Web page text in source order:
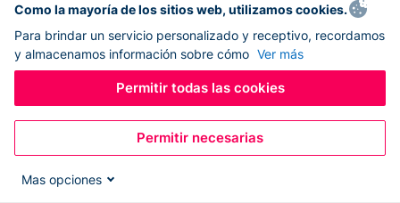
Compatible con Donorbox CRM
Como la mayoría de los sitios web, utilizamos cookies.
Para brindar un servicio personalizado y receptivo, recordamos
y almacenamos información sobre cómo Ver más
Permitir todas las cookies
Permitir necesarias
Mas opciones